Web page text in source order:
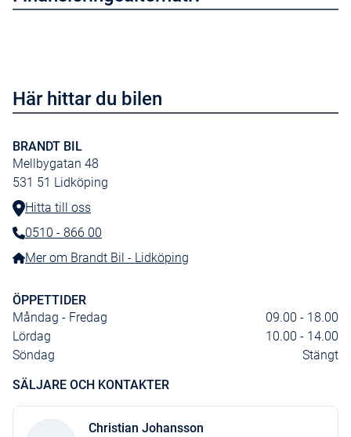
Filbytesvarning
Trötthetsvarning
Filbyte assistent
Klädsel konstläder
Ratt konstläder
Smartphone spegl via USB
Hajfensantenn
Uppkopplade tjänster
ECALL (ringer nödsamtal)
Justerbar ratt höjd/djup
Ytterbackspegel i Koppar
Här hittar du bilen
BRANDT BIL
Mellbygatan 48
531 51 Lidköping
Hitta till oss
Telefonnummer:
0510 - 866 00
Mer om Brandt Bil - Lidköping
ÖPPETTIDER
Måndag - Fredag
09.00 - 18.00
Lördag
10.00 - 14.00
Söndag
Stängt
SÄLJARE OCH KONTAKTER
Christian Johansson